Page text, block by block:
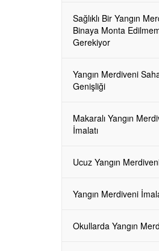
Sağlıklı Bir Yangın
Binaya Monta
Gerekiyor
Yangın Merdiveni
Genişliği
Makaralı Yangın
İmalatı
Ucuz Yangın
Yangın Merdiveni
Okullarda Yangın